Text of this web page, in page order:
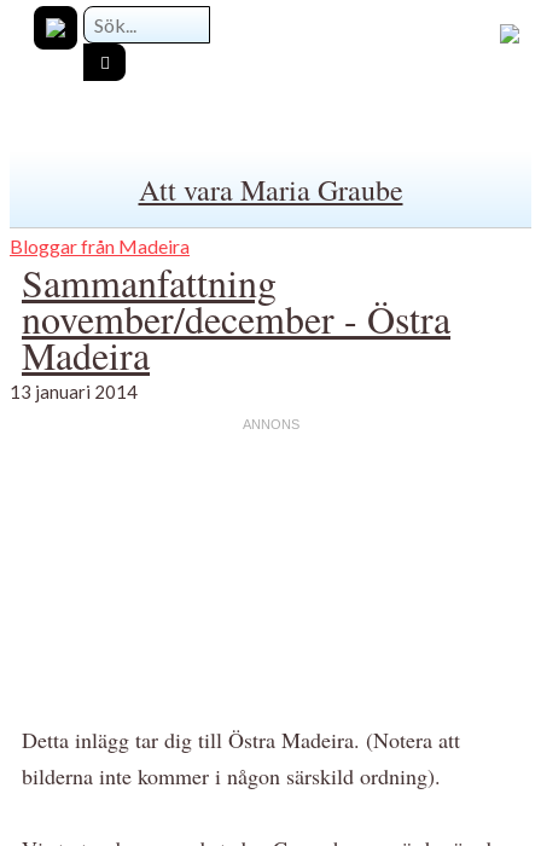
Att vara Maria Graube
Bloggar från Madeira
Sammanfattning
november/december - Östra
Madeira
13 januari 2014
Detta inlägg tar dig till Östra Madeira. (Notera att
bilderna inte kommer i någon särskild ordning).